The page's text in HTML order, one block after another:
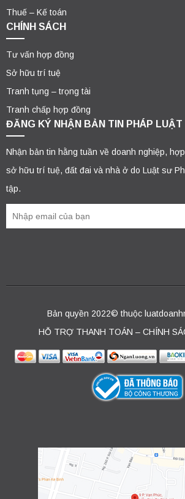
Thuế – Kế toán
CHÍNH SÁCH
Tư vấn hợp đồng
Sở hữu trí tuệ
Tranh tụng – trọng tài
Tranh chấp hợp đồng
ĐĂNG KÝ NHẬN BẢN TIN PHÁP LUẬT
Nhận bản tin hằng tuần về doanh nghiệp,
sở hữu trí tuệ, đất đai và nhà ở do Luật sư
tập.
Bản quyền 2022© thuộc
HỖ TRỢ THANH TOÁN – CHÍNH